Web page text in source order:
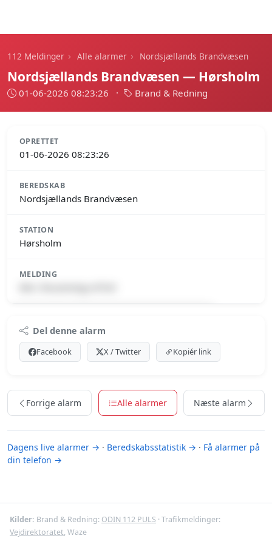
112 Meldinger › Alle alarmer › Nordsjællands Brandvæsen
Nordsjællands Brandvæsen — Hørsholm
01-06-2026 08:23:26 · Brand & Redning
OPRETTET
01-06-2026 08:23:26
BEREDSKAB
Nordsjællands Brandvæsen
STATION
Hørsholm
MELDING
Premium indhold
Log ind med Premium for at se meldingen.
Se Premium-muligheder
Del denne alarm
Facebook X / Twitter Kopiér link
Forrige alarm Alle alarmer Næste alarm
Dagens live alarmer → · Beredskabsstatistik → · Få alarmer på
din telefon →
Kilder: Brand & Redning: ODIN 112 PULS · Trafikmeldinger:
Vejdirektoratet, Waze